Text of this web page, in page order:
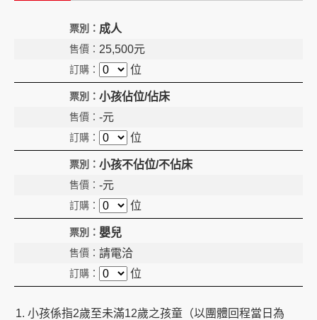
成人
25,500元
位
小孩佔位/佔床
-元
位
小孩不佔位/不佔床
-元
位
嬰兒
請電洽
位
小孩係指2歲至未滿12歲之孩童（以團體回程當日為